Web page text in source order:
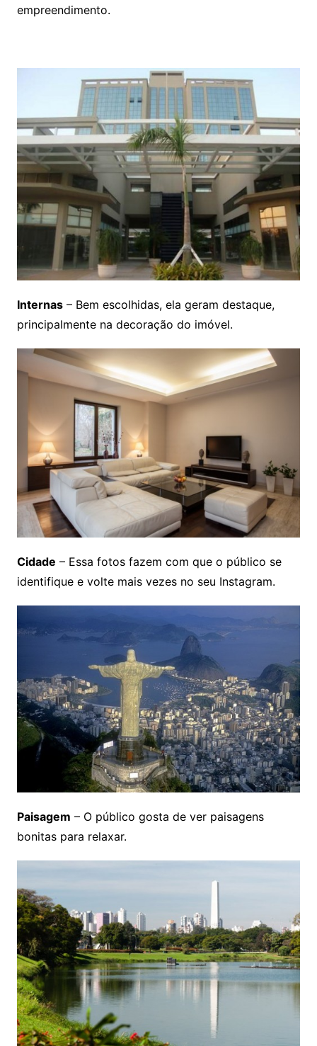
empreendimento.
Internas– Bem escolhidas, ela geram destaque,
principalmente na decoração do imóvel.
Cidade – Essa fotos fazem com que o público se
identifique e volte mais vezes no seu Instagram.
Paisagem – O público gosta de ver paisagens
bonitas para relaxar.